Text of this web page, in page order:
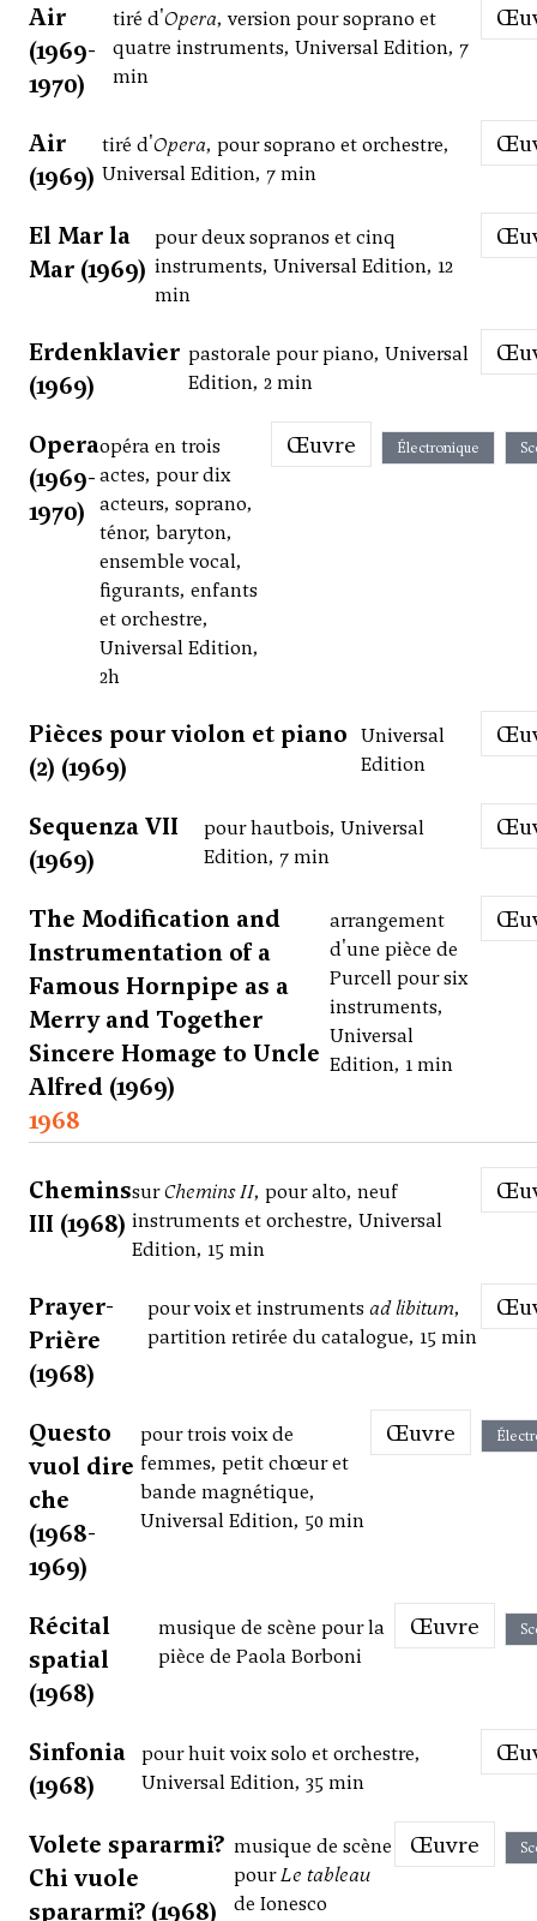
Air
(1969-
1970)
tiré d'Opera, version pour soprano et
quatre instruments, Universal Edition, 7
min
Air
(1969)
tiré d'Opera, pour soprano et orchestre,
Universal Edition, 7 min
El Mar la
Mar (1969)
pour deux sopranos et cinq
instruments, Universal Edition, 12
min
Erdenklavier
(1969)
pastorale pour piano, Universal
Edition, 2 min
Opera
(1969-
1970)
opéra en trois
actes, pour dix
acteurs, soprano,
ténor, baryton,
ensemble vocal,
figurants, enfants
et orchestre,
Universal Edition,
2h
Œuvre Électronique
Pièces pour violon et piano
(2) (1969)
Universal
Edition
Sequenza VII
(1969)
pour hautbois, Universal
Edition, 7 min
The Modification and
Instrumentation of a
Famous Hornpipe as a
Merry and Together
Sincere Homage to Uncle
Alfred (1969)
arrangement
d'une pièce de
Purcell pour six
instruments,
Universal
Edition, 1 min
1968
Chemins
III (1968)
surChemins II, pour alto, neuf
instruments et orchestre, Universal
Edition, 15 min
Prayer-
Prière
(1968)
pour voix et instruments ad libitum,
partition retirée du catalogue, 15 min
Questo
vuol dire
che
(1968-
1969)
pour trois voix de
femmes, petit chœur et
bande magnétique,
Universal Edition, 50 min
Œuvre
Récital
spatial
(1968)
musique de scène pour la
pièce de Paola Borboni
Œuvre
Sinfonia
(1968)
pour huit voix solo et orchestre,
Universal Edition, 35 min
Volete spararmi?
Chi vuole
spararmi? (1968)
musique de scène
pourLe tableau
de Ionesco
Œuvre